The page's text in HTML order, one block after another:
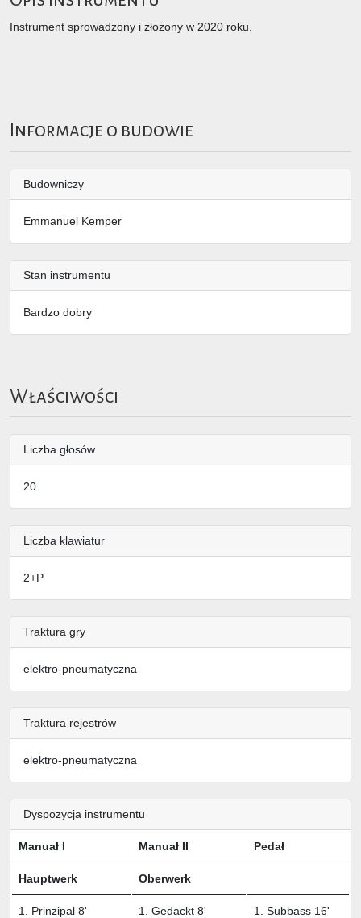
Instrument sprowadzony i złożony w 2020 roku.
Informacje o budowie
Budowniczy
Emmanuel Kemper
Stan instrumentu
Bardzo dobry
Właściwości
Liczba głosów
20
Liczba klawiatur
2+P
Traktura gry
elektro-pneumatyczna
Traktura rejestrów
elektro-pneumatyczna
Dyspozycja instrumentu
Manuał I Manuał II Pedał
Hauptwerk Oberwerk
1. Prinzipal 8' 1. Gedackt 8' 1. Subbass 16'